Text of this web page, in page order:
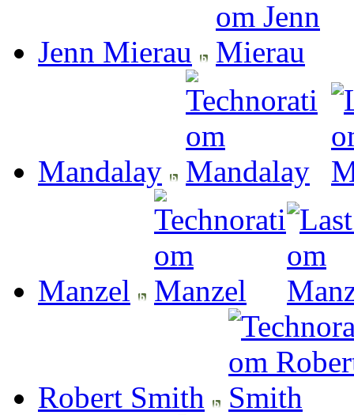
Jenn Mierau
Mandalay
Manzel
Robert Smith